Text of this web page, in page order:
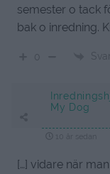
semester o tack
bak o inredning.
My Dog
[…] vidare när